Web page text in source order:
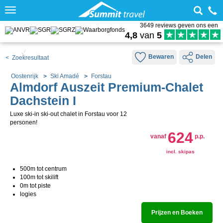
Toggle
3649 reviews geven ons een
4,8 van 5
< Zoekresultaat Bewaren Delen
Oostenrijk Ski Amadé Forstau
Almdorf Auszeit Premium-Chalet
Dachstein I
Luxe ski-in ski-out chalet in Forstau voor 12
personen!
vanaf 624 p.p.
incl. skipas
500m tot centrum
100m tot skilift
0m tot piste
logies
Prijzen en Boeken